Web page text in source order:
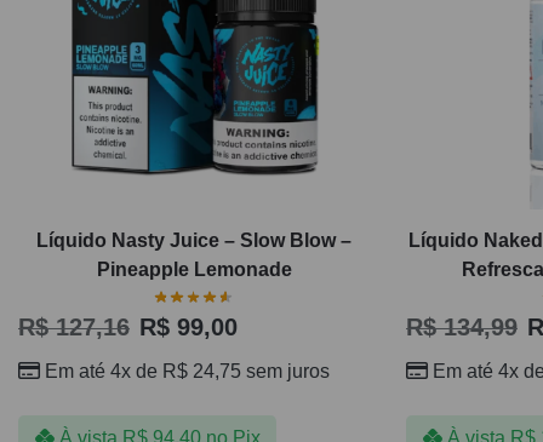
Líquido Nasty Juice – Slow Blow –
Pineapple Lemonade
R$127,16 R$ 99,00
Em até 4x de R$ 24,75 sem juros
À vista R$94,40 no Pix
Líquido
R$134,99
Em até 4x
À vista R$